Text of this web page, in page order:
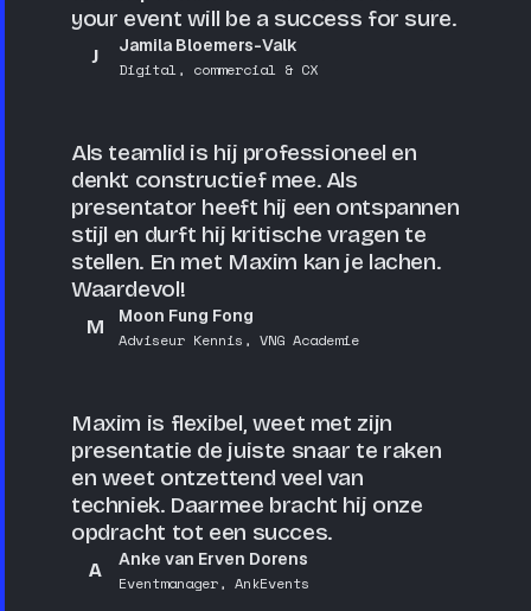
your event will be a success for sure.
J Jamila Bloemers-Valk
Digital, commercial & CX
Als teamlid is hij professioneel en
denkt constructief mee. Als
presentator heeft hij een ontspannen
stijl en durft hij kritische vragen te
stellen. En met Maxim kan je lachen.
Waardevol!
M Moon Fung Fong
Adviseur Kennis, VNG Academie
Maxim is flexibel, weet met zijn
presentatie de juiste snaar te raken
en weet ontzettend veel van
techniek. Daarmee bracht hij onze
opdracht tot een succes.
A Anke van Erven Dorens
Eventmanager, AnkEvents